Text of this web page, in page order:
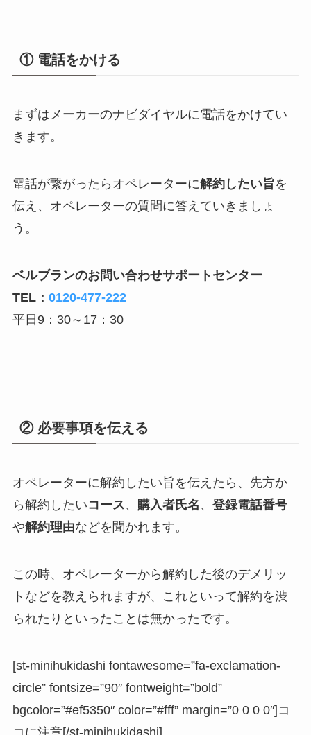
① 電話をかける
まずはメーカーのナビダイヤルに電話をかけてい
きます。
電話が繋がったらオペレーターに解約したい旨を
伝え、オペレーターの質問に答えていきましょ
う。
ベルブランのお問い合わせサポートセンター
TEL： 0120-477-222
平日9：30～17：30
② 必要事項を伝える
オペレーターに解約したい旨を伝えたら、先方か
ら解約したいコース、 購入者氏名 、 登録電話番号
や解約理由などを聞かれます。
この時、オペレーターから解約した後のデメリッ
トなどを教えられますが、これといって解約を渋
られたりといったことは無かったです。
[st-minihukidashi fontawesome=”fa-exclamation-
circle” fontsize=”90″ fontweight=”bold”
bgcolor=”#ef5350″ color=”#fff” margin=”0 0 0 0″]コ
コに注意[/st-minihukidashi]